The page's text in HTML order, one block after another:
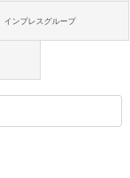
インプレスグループ